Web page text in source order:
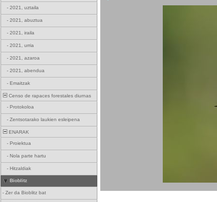
- 2021, uztaila
- 2021, abuztua
- 2021, iraila
- 2021, urria
- 2021, azaroa
- 2021, abendua
- Emaitzak
Censo de rapaces forestales diurnas
- Protokoloa
- Zentsotarako laukien esleipena
ENARAK
- Proiektua
- Nola parte hartu
- Hitzaldiak
Bioblitz
- Zer da Bioblitz bat